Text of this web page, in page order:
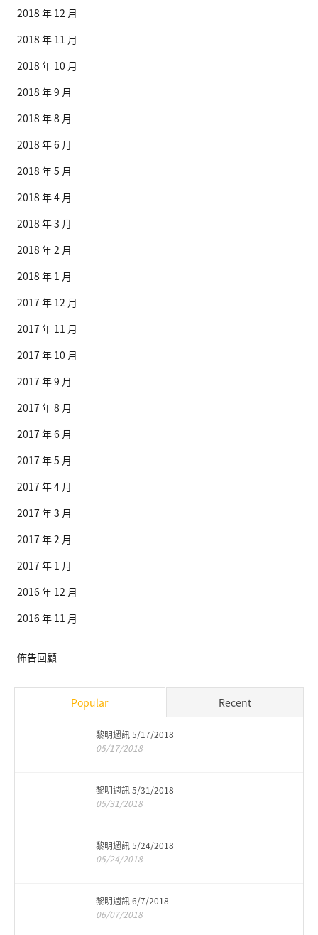
2018 年 12 月
2018 年 11 月
2018 年 10 月
2018 年 9 月
2018 年 8 月
2018 年 6 月
2018 年 5 月
2018 年 4 月
2018 年 3 月
2018 年 2 月
2018 年 1 月
2017 年 12 月
2017 年 11 月
2017 年 10 月
2017 年 9 月
2017 年 8 月
2017 年 6 月
2017 年 5 月
2017 年 4 月
2017 年 3 月
2017 年 2 月
2017 年 1 月
2016 年 12 月
2016 年 11 月
佈告回顧
Popular Recent
黎明週訊 5/17/2018
05/17/2018
黎明週訊 5/31/2018
05/31/2018
黎明週訊 5/24/2018
05/24/2018
黎明週訊 6/7/2018
06/07/2018